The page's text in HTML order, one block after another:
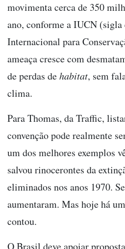
movimenta cerca de 350
ano, conforme a IUCN
Internacional para
ameaça cresce com
de perdas dehabitat, sem
clima.
Para Thomas, da Traffic,
convenção pode realmente
um dos melhores exemplos
salvou rinocerontes da
eliminados nos anos 1970.
aumentaram. Mas hoje há
contou.